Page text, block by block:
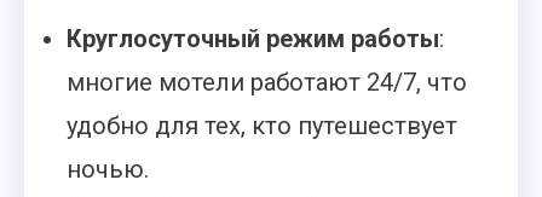
Круглосуточный режим работы:
многие мотели работают 24/7, что
удобно для тех, кто путешествует
ночью.